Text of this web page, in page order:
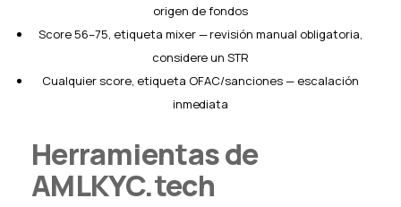
origen de fondos
Score 56–75, etiqueta mixer — revisión manual obligatoria,
considere un STR
Cualquier score, etiqueta OFAC/sanciones — escalación
inmediata
Herramientas de
AMLKYC.tech